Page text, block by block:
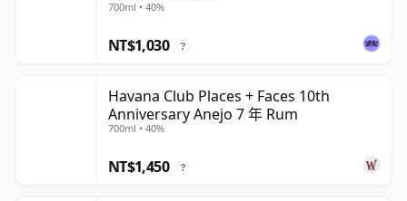
700ml • 40%
NT$1,030 ?
Havana Club Places + Faces 10th
Anniversary Anejo 7 年 Rum
700ml • 40%
NT$1,450 ?